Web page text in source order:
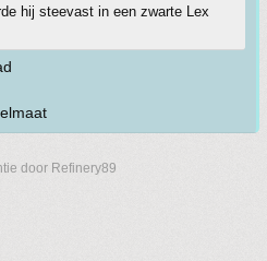
hij steevast in een zwarte Lex
door Refinery89